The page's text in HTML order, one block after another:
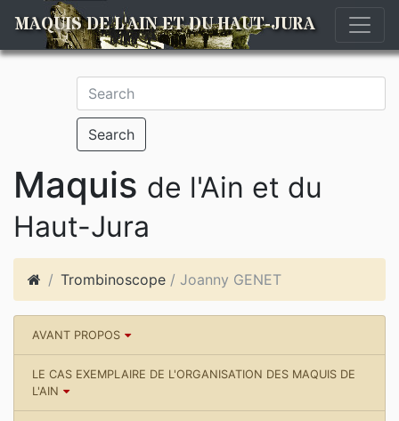
MAQUIS DE L'AIN ET DU HAUT-JURA
Search
Maquis de l'Ain et du
Haut-Jura
Trombinoscope / Joanny GENET
AVANT PROPOS
LE CAS EXEMPLAIRE DE L'ORGANISATION DES MAQUIS DE
L'AIN